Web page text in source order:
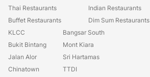
Thai Restaurants
Buffet Restaurants
Indian Restaurants
Dim Sum Restaurants
KLCC
Bukit Bintang
Jalan Alor
Chinatown
Bangsar South
Mont Kiara
Sri Hartamas
TTDI